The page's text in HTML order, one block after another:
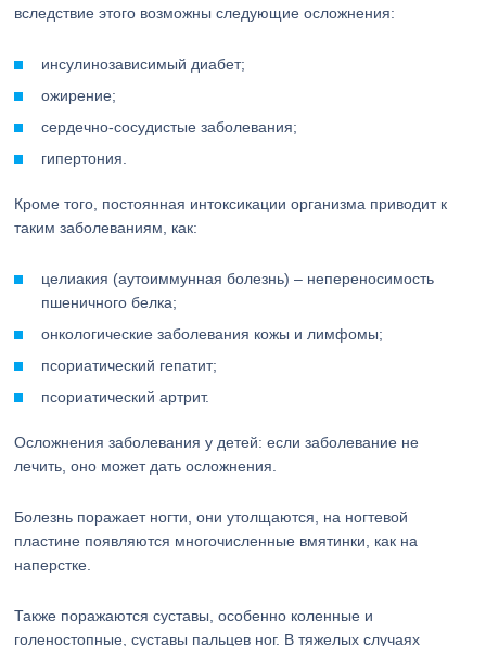
вследствие этого возможны следующие осложнения:
инсулинозависимый диабет;
ожирение;
сердечно-сосудистые заболевания;
гипертония.
Кроме того, постоянная интоксикации организма приводит к
таким заболеваниям, как:
целиакия (аутоиммунная болезнь) – непереносимость
пшеничного белка;
онкологические заболевания кожы и лимфомы;
псориатический гепатит;
псориатический артрит.
Осложнения заболевания у детей: если заболевание не
лечить, оно может дать осложнения.
Болезнь поражает ногти, они утолщаются, на ногтевой
пластине появляются многочисленные вмятинки, как на
наперстке.
Также поражаются суставы, особенно коленные и
голеностопные, суставы пальцев ног. В тяжелых случаях